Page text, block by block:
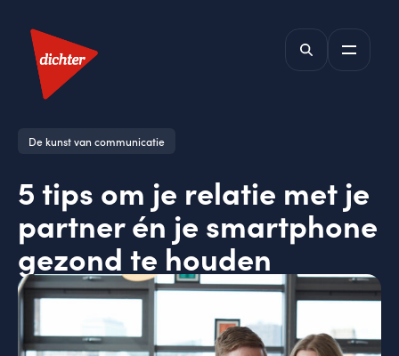
De kunst van communicatie
5 tips om je relatie met je
partner én je smartphone
gezond te houden